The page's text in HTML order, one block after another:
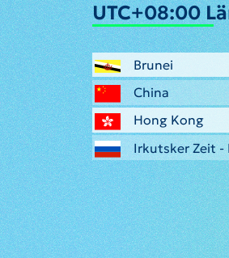
UTC+08:00
Brunei
China
Hong Kong
Irkutsker Zeit -